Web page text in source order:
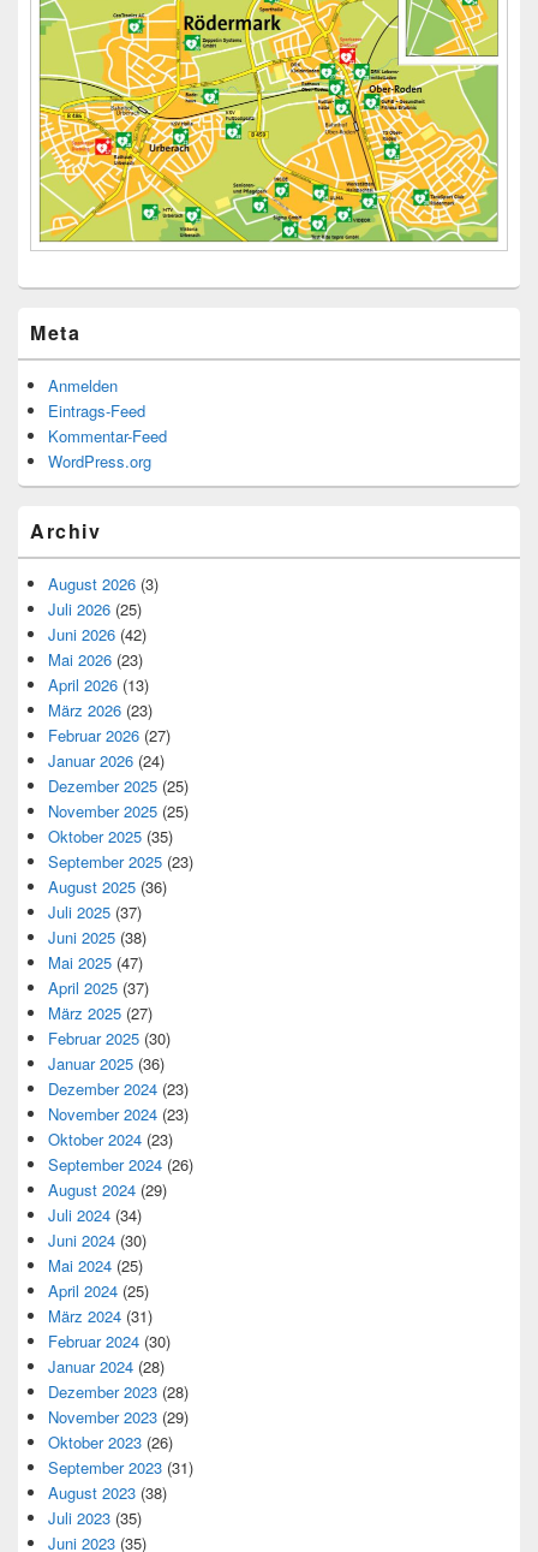
Meta
Anmelden
Eintrags-Feed
Kommentar-Feed
WordPress.org
Archiv
August 2026 (3)
Juli 2026 (25)
Juni 2026 (42)
Mai 2026 (23)
April 2026 (13)
März 2026 (23)
Februar 2026 (27)
Januar 2026 (24)
Dezember 2025 (25)
November 2025 (25)
Oktober 2025 (35)
September 2025 (23)
August 2025 (36)
Juli 2025 (37)
Juni 2025 (38)
Mai 2025 (47)
April 2025 (37)
März 2025 (27)
Februar 2025 (30)
Januar 2025 (36)
Dezember 2024 (23)
November 2024 (23)
Oktober 2024 (23)
September 2024 (26)
August 2024 (29)
Juli 2024 (34)
Juni 2024 (30)
Mai 2024 (25)
April 2024 (25)
März 2024 (31)
Februar 2024 (30)
Januar 2024 (28)
Dezember 2023 (28)
November 2023 (29)
Oktober 2023 (26)
September 2023 (31)
August 2023 (38)
Juli 2023 (35)
Juni 2023 (35)